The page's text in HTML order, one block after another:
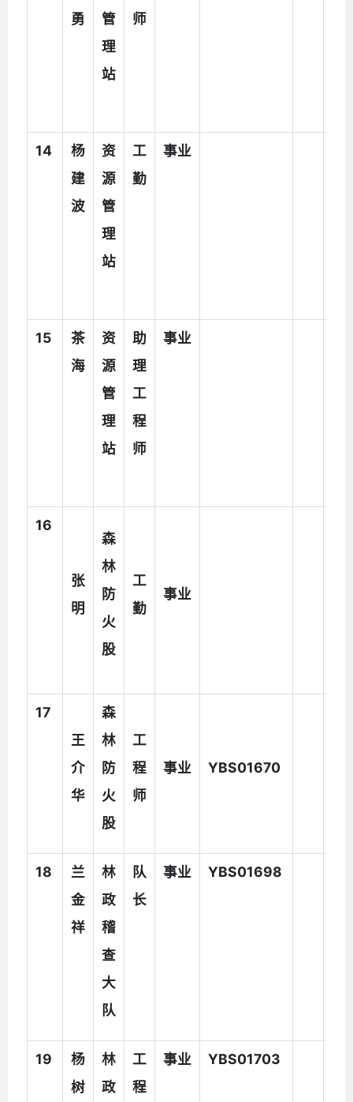
勇
管
理
站
师
14
杨
建
波
资
源
管
理
站
工
勤
事业
15
茶
海
资
源
管
理
站
助
理
工
程
师
事业
16
张
明
森
林
防
火
股
工
勤
事业
17
王
介
华
森
林
防
火
股
工
程
师
事业 YBS01670
18
兰
金
祥
林
政
稽
查
大
队
队
长
事业 YBS01698
19
杨
树
林
政
工
程
事业 YBS01703